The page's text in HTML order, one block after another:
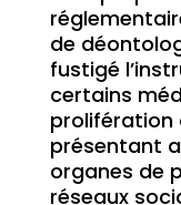
de
fustigé
certains
prolifération
présentant
organes de
réseaux